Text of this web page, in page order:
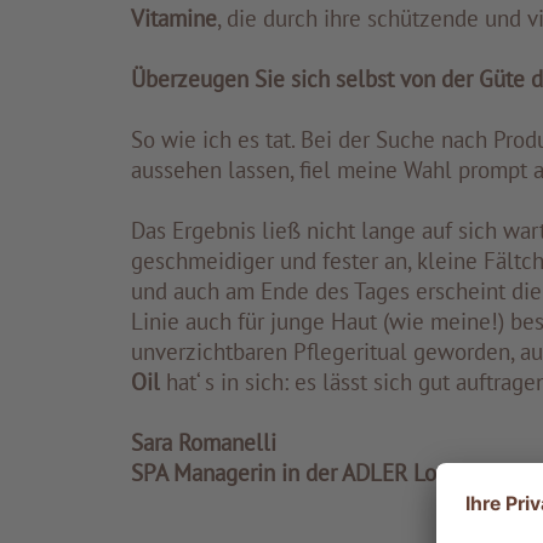
Vitamine, die durch ihre schützende und
Überzeugen Sie sich selbst von der Güte
So wie ich es tat. Bei der Suche nach
aussehen lassen, fiel meine Wahl prompt
Das Ergebnis ließ nicht lange auf sich
geschmeidiger und fester an, kleine
und auch am Ende des Tages erscheint
Linie auch für junge Haut (wie meine!)
unverzichtbaren Pflegeritual geworden,
Oilhat‘ s in sich: es lässt sich gut
Sara Romanelli
SPA Managerin in der ADLER Lodge Alpe